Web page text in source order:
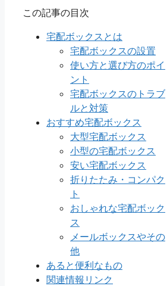
この記事の目次
宅配ボックスとは
宅配ボックスの設置
使い方と選び方のポイ
ント
宅配ボックスのトラブ
ルと対策
おすすめ宅配ボックス
大型宅配ボックス
小型の宅配ボックス
安い宅配ボックス
折りたたみ・コンパク
ト
おしゃれな宅配ボック
ス
メールボックスやその
他
あると便利なもの
関連情報リンク